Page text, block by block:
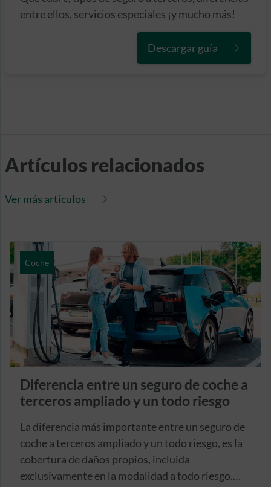
entre ellos, servicios especiales ¡y mucho más!
Descargar guía
Artículos relacionados
Ver más artículos
Coche
Diferencia entre un seguro de coche a
terceros ampliado y un todo riesgo
La diferencia más importante entre un seguro de
coche a terceros ampliado y un todo riesgo, es la
cobertura de daños propios, incluida
exclusivamente en la modalidad a todo riesgo.